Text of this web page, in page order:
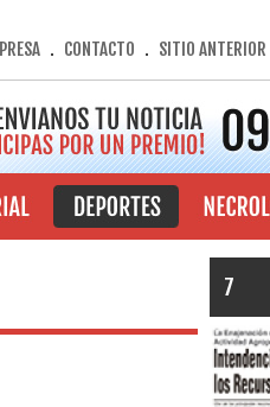
. CONTACTO . SITIO ANTERIOR